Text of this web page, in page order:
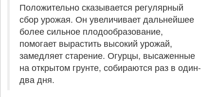
Положительно сказывается регулярный
сбор урожая. Он увеличивает дальнейшее
более сильное плодообразование,
помогает вырастить высокий урожай,
замедляет старение. Огурцы, высаженные
на открытом грунте, собираются раз в один-
два дня.